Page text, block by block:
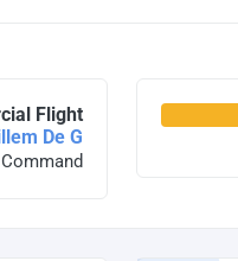
Flight
De G